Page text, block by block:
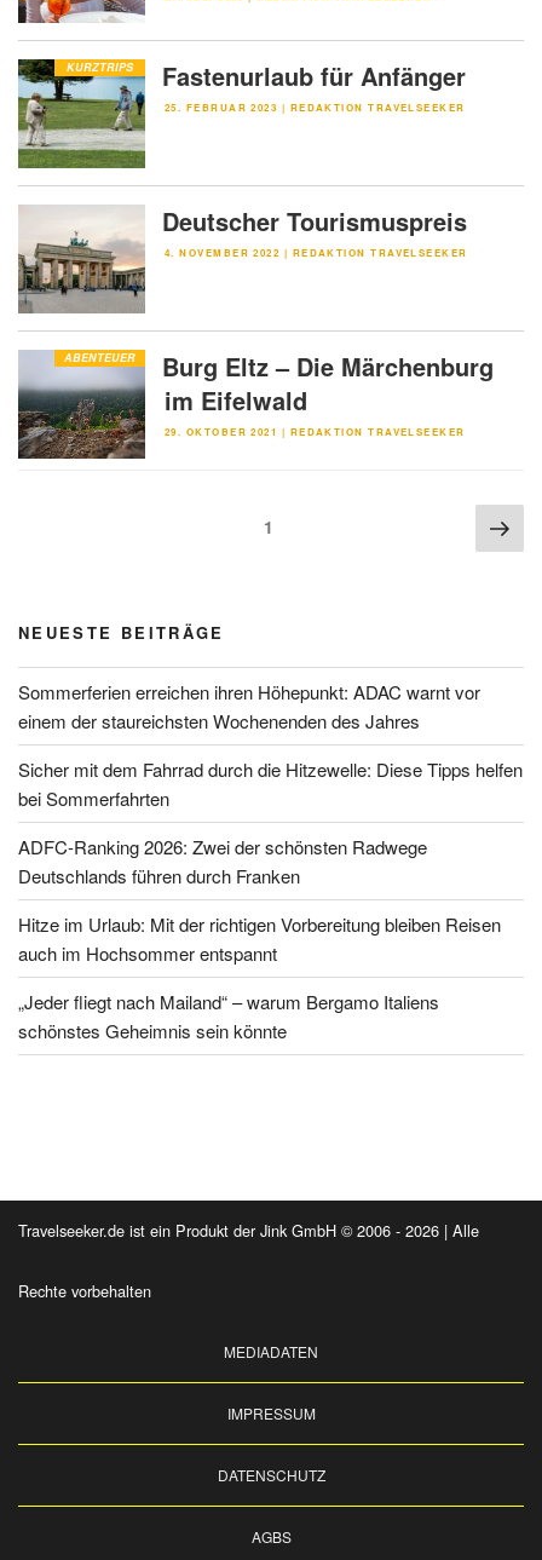
KURZTRIPS Fastenurlaub für Anfänger
VERÖFFENTLICHT
25. FEBRUAR 2023 | REDAKTION TRAVELSEEKER
Deutscher Tourismuspreis
VERÖFFENTLICHT
4. NOVEMBER 2022 | REDAKTION TRAVELSEEKER
ABENTEUER
Burg Eltz – Die Märchenburg
im Eifelwald
VERÖFFENTLICHT
29. OKTOBER 2021 | REDAKTION TRAVELSEEKER
1
NEUESTE BEITRÄGE
Sommerferien erreichen ihren Höhepunkt: ADAC warnt vor
einem der staureichsten Wochenenden des Jahres
Sicher mit dem Fahrrad durch die Hitzewelle: Diese Tipps helfen
bei Sommerfahrten
ADFC-Ranking 2026: Zwei der schönsten Radwege
Deutschlands führen durch Franken
Hitze im Urlaub: Mit der richtigen Vorbereitung bleiben Reisen
auch im Hochsommer entspannt
„Jeder fliegt nach Mailand“ – warum Bergamo Italiens
schönstes Geheimnis sein könnte
Travelseeker.de ist ein Produkt der Jink GmbH © 2006 - 2026 | Alle
Rechte vorbehalten
MEDIADATEN
IMPRESSUM
DATENSCHUTZ
AGBS